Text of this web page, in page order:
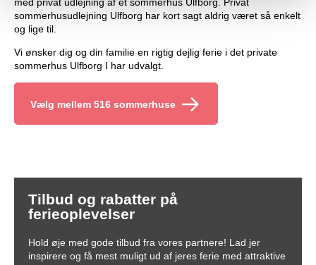
sommerhusudlejning Ulfborg har kort sagt aldrig været så enkelt
og lige til.
Vi ønsker dig og din familie en rigtig dejlig ferie i det private
sommerhus Ulfborg I har udvalgt.
Vælg mellem 516 sommerhuse
Tilbud og rabatter på
ferieoplevelser
Hold øje med gode tilbud fra vores partnere! Lad jer
inspirere og få mest muligt ud af jeres ferie med attraktive